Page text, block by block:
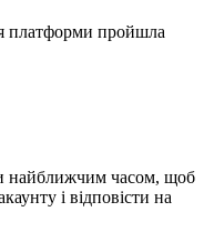
платформи пройшла
найближчим часом, щоб
і відповісти на